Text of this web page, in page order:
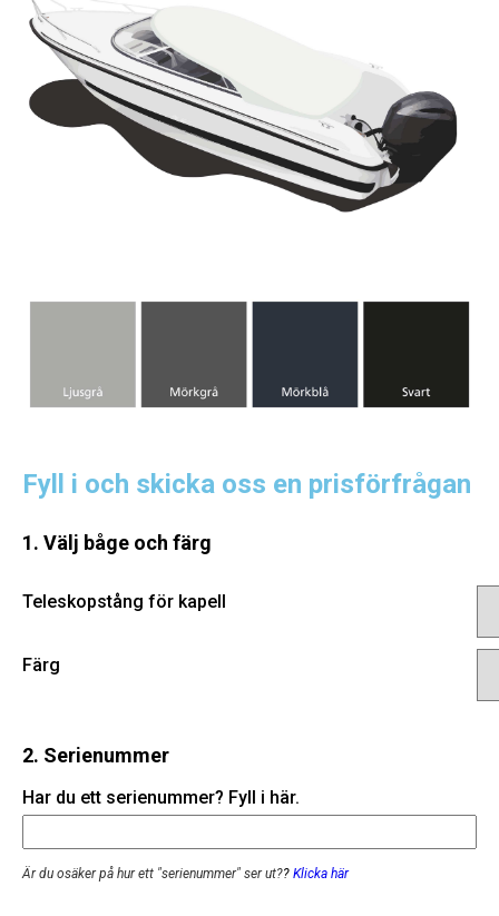
Fyll i och skicka oss en prisförfrågan
1. Välj båge och färg
Teleskopstång för kapell
Färg
2. Serienummer
Har du ett serienummer? Fyll i här.
Är du osäker på hur ett "serienummer" ser ut?? Klicka här